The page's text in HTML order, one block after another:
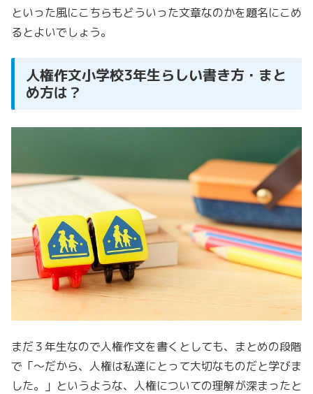
といった風にこちらもどういった文章なのかを題名にこめ
るとよいでしょう。
人権作文小学校3年生らしい書き方・まと
め方は？
まだ３年生なので人権作文を書くとしても、まとめの段階
で「～だから、人権は私達にとって大切なものだと学びま
した。」というような、人権についての理解が深まったと